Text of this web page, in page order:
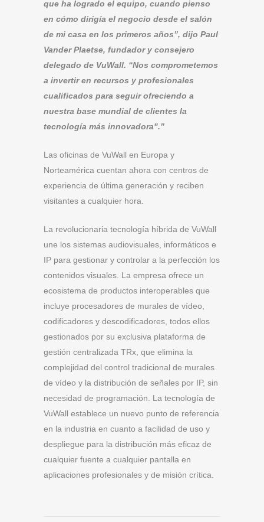
que ha logrado el equipo, cuando pienso
en cómo dirigía el negocio desde el salón
de mi casa en los primeros años”, dijo Paul
Vander Plaetse, fundador y consejero
delegado de VuWall. “Nos comprometemos
a invertir en recursos y profesionales
cualificados para seguir ofreciendo a
nuestra base mundial de clientes la
tecnología más innovadora".”
Las oficinas de VuWall en Europa y
Norteamérica cuentan ahora con centros de
experiencia de última generación y reciben
visitantes a cualquier hora.
La revolucionaria tecnología híbrida de VuWall
une los sistemas audiovisuales, informáticos e
IP para gestionar y controlar a la perfección los
contenidos visuales. La empresa ofrece un
ecosistema de productos interoperables que
incluye procesadores de murales de vídeo,
codificadores y descodificadores, todos ellos
gestionados por su exclusiva plataforma de
gestión centralizada TRx, que elimina la
complejidad del control tradicional de murales
de vídeo y la distribución de señales por IP, sin
necesidad de programación. La tecnología de
VuWall establece un nuevo punto de referencia
en la industria en cuanto a facilidad de uso y
despliegue para la distribución más eficaz de
cualquier fuente a cualquier pantalla en
aplicaciones profesionales y de misión crítica.